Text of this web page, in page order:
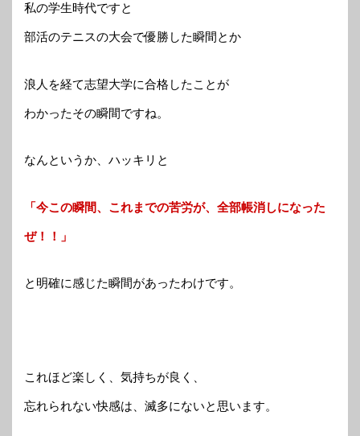
私の学生時代ですと
部活のテニスの大会で優勝した瞬間とか
浪人を経て志望大学に合格したことが
わかったその瞬間ですね。
なんというか、ハッキリと
「今この瞬間、これまでの苦労が、全部帳消しになった
ぜ！！」
と明確に感じた瞬間があったわけです。
これほど楽しく、気持ちが良く、
忘れられない快感は、滅多にないと思います。